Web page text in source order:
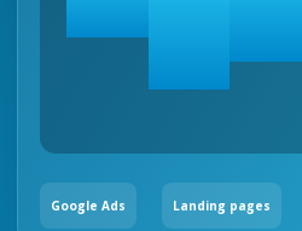
Google Ads Landing pages